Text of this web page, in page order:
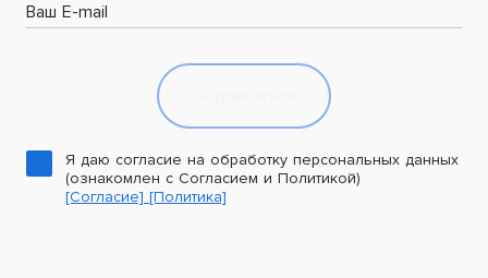
Ваш E-mail
Я даю согласие на обработку персональных данных
(ознакомлен с Согласием и Политикой)
[Согласие] [Политика]